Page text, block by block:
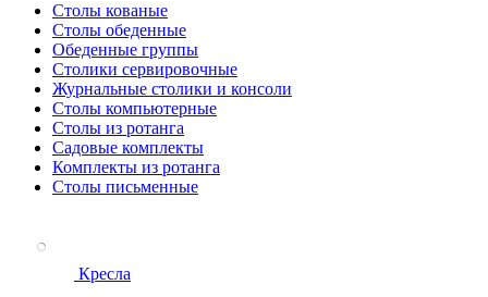
Столы кованые
Столы обеденные
Обеденные группы
Столики сервировочные
Журнальные столики и консоли
Столы компьютерные
Столы из ротанга
Садовые комплекты
Комплекты из ротанга
Столы письменные
Кресла